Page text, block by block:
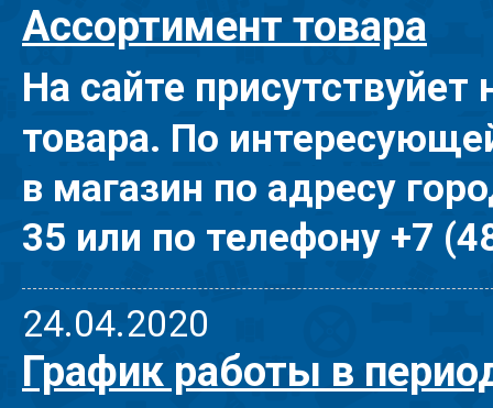
Ассортимент товара
На сайте присутствуйет
товара. По
в магазин по адресу
35 или по телефону +7
24.04.2020
График работы в